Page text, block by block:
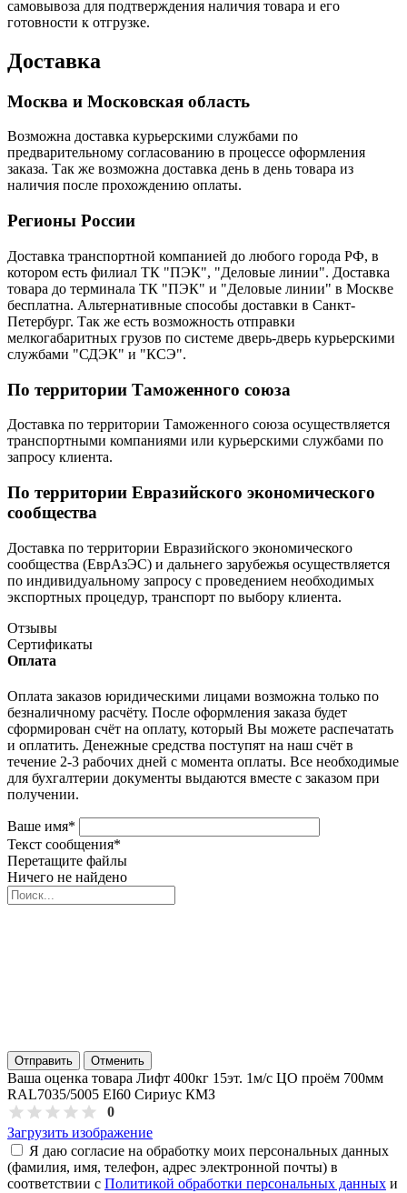
самовывоза для подтверждения наличия товара и его
готовности к отгрузке.
Доставка
Москва и Московская область
Возможна доставка курьерскими службами по
предварительному согласованию в процессе оформления
заказа. Так же возможна доставка день в день товара из
наличия после прохождению оплаты.
Регионы России
Доставка транспортной компанией до любого города РФ, в
котором есть филиал ТК "ПЭК", "Деловые линии". Доставка
товара до терминала ТК "ПЭК" и "Деловые линии" в Москве
бесплатна. Альтернативные способы доставки в Санкт-
Петербург. Так же есть возможность отправки
мелкогабаритных грузов по системе дверь-дверь курьерскими
службами "СДЭК" и "КСЭ".
По территории Таможенного союза
Доставка по территории Таможенного союза осуществляется
транспортными компаниями или курьерскими службами по
запросу клиента.
По территории Евразийского экономического
сообщества
Доставка по территории Евразийского экономического
сообщества (ЕврАзЭС) и дальнего зарубежья осуществляется
по индивидуальному запросу с проведением необходимых
экспортных процедур, транспорт по выбору клиента.
Отзывы
Сертификаты
Оплата
Оплата заказов юридическими лицами возможна только по
безналичному расчёту. После оформления заказа будет
сформирован счёт на оплату, который Вы можете распечатать
и оплатить. Денежные средства поступят на наш счёт в
течение 2-3 рабочих дней с момента оплаты. Все необходимые
для бухгалтерии документы выдаются вместе с заказом при
получении.
Ваше имя*
Текст сообщения*
Перетащите файлы
Ничего не найдено
Отправить Отменить
Ваша оценка товара Лифт 400кг 15эт. 1м/с ЦО проём 700мм
RAL7035/5005 EI60 Сириус КМЗ
0
Загрузить изображение
Я даю согласие на обработку моих персональных данных
(фамилия, имя, телефон, адрес электронной почты) в
соответствии с Политикой обработки персональных данных и